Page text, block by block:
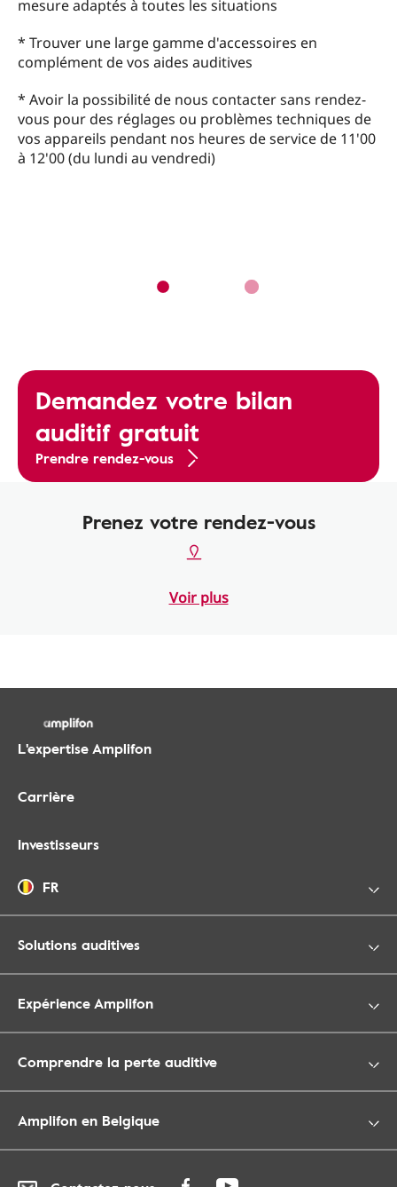
mesure adaptés à toutes les situations
* Trouver une large gamme d'accessoires en
complément de vos aides auditives
* Avoir la possibilité de nous contacter sans rendez-
vous pour des réglages ou problèmes techniques de
vos appareils pendant nos heures de service de 11'00
à 12'00 (du lundi au vendredi)
Demandez votre bilan
auditif gratuit
Prendre rendez-vous
Prenez votre rendez-vous
Voir plus
L'expertise Amplifon
Carrière
Investisseurs
FR
Solutions auditives
Expérience Amplifon
Comprendre la perte auditive
Amplifon en Belgique